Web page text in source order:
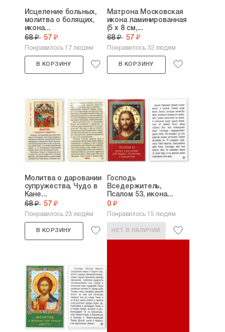
Исцеление больных,
молитва о болящих,
икона...
68 ₽ 57 ₽
Понравилось 17 людям
В КОРЗИНУ
Матрона Московская
икона ламинированная
(5 х 8 см,...
68 ₽ 57 ₽
Понравилось 32 людям
В КОРЗИНУ
Молитва о даровании
супружества, Чудо в
Кане...
68 ₽ 57 ₽
Понравилось 23 людям
В КОРЗИНУ
Господь
Вседержитель,
Псалом 53, икона...
0 ₽
Понравилось 15 людям
НЕТ В НАЛИЧИИ